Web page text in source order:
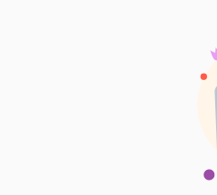
langue grecque,
hobbys La
nourritures
activité que,
un loisir:
civilisations
poussé à écrire.
Quand on
rigueur. A un